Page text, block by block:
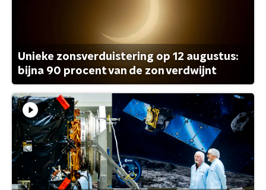
Unieke zonsverduistering op 12 augustus:
bijna 90 procent van de zon verdwijnt